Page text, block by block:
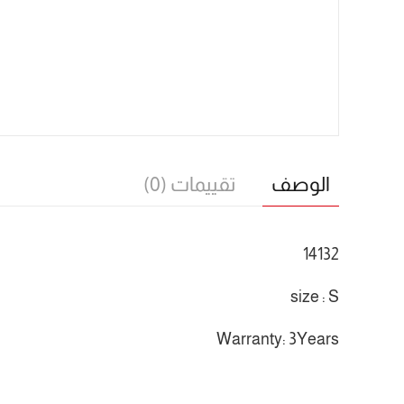
الوصف تقييمات (0)
14132
size : S
Warranty: 3Years